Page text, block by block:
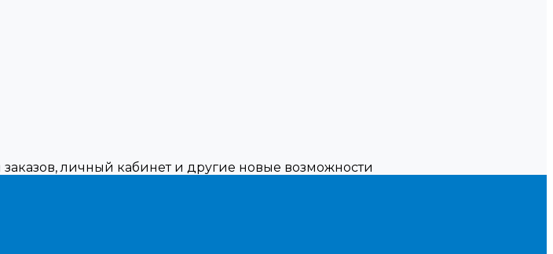
личный кабинет и другие новые возможности